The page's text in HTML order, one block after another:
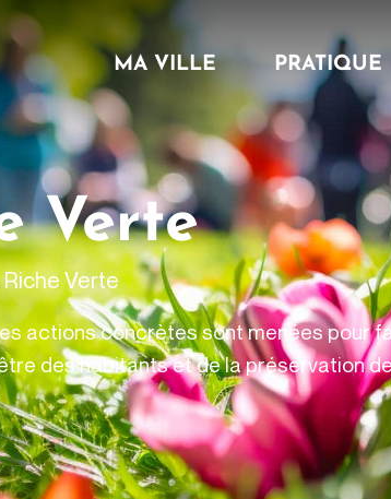
MA VILLE PRATIQUE
Verte
Verte
actions concrètes sont menées pour
des habitants et de la préservation de